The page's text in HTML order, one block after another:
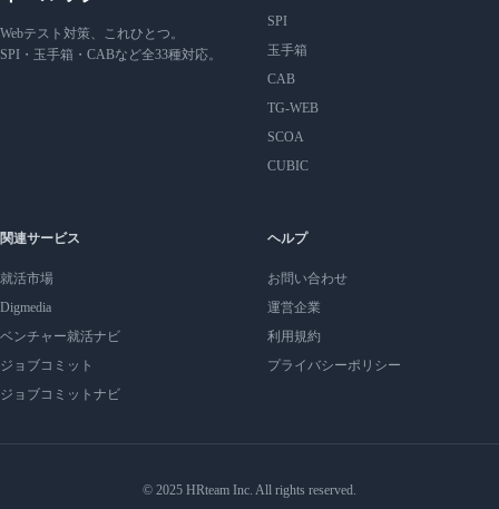
Webテスト対策、これひとつ。
SPI・玉手箱・CABなど全33種対応。
SPI
玉手箱
CAB
TG-WEB
SCOA
CUBIC
関連サービス
就活市場
Digmedia
ベンチャー就活ナビ
ジョブコミット
ジョブコミットナビ
ヘルプ
お問い合わせ
運営企業
利用規約
プライバシーポリシー
© 2025 HRteam Inc. All rights reserved.